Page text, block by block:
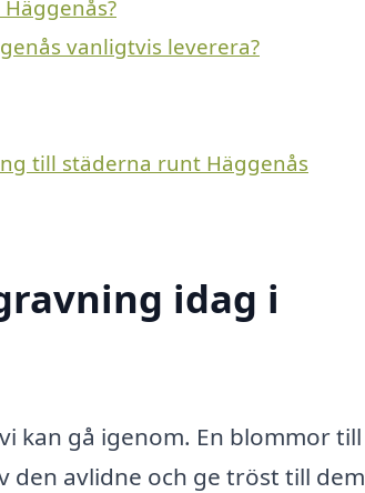
vanligtvis leverera?
till städerna runt Häggenås
idag i
kan gå igenom. En blommor till
den avlidne och ge tröst till dem